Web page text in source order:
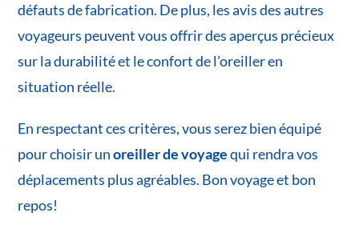
défauts de fabrication. De plus, les avis des autres
voyageurs peuvent vous offrir des aperçus précieux
sur la durabilité et le confort de l’oreiller en
situation réelle.
En respectant ces critères, vous serez bien équipé
pour choisir unoreiller de voyagequi rendra vos
déplacements plus agréables. Bon voyage et bon
repos!